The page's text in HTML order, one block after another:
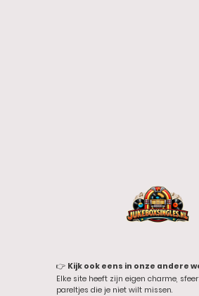
👉 Kijk ook eens in onze andere
Elke site heeft zijn eigen charme,
pareltjes die je niet wilt missen.